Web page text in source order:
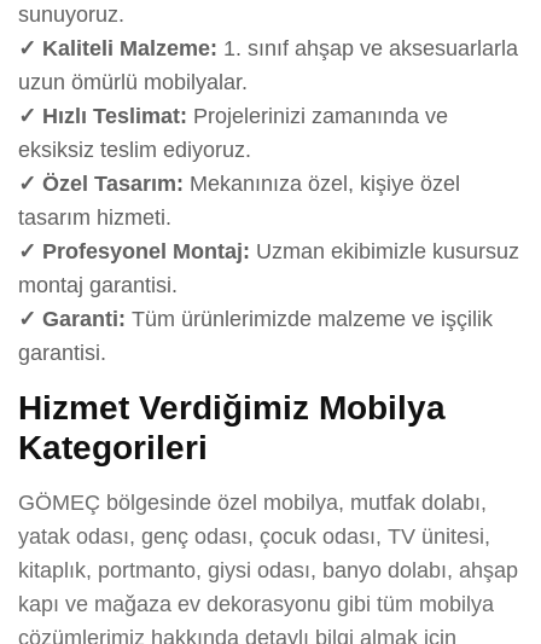
sunuyoruz.
✓ Kaliteli Malzeme: 1. sınıf ahşap ve aksesuarlarla
uzun ömürlü mobilyalar.
✓ Hızlı Teslimat: Projelerinizi zamanında ve
eksiksiz teslim ediyoruz.
✓ Özel Tasarım: Mekanınıza özel, kişiye özel
tasarım hizmeti.
✓ Profesyonel Montaj: Uzman ekibimizle kusursuz
montaj garantisi.
✓ Garanti: Tüm ürünlerimizde malzeme ve işçilik
garantisi.
Hizmet Verdiğimiz Mobilya
Kategorileri
GÖMEÇ bölgesinde özel mobilya, mutfak dolabı,
yatak odası, genç odası, çocuk odası, TV ünitesi,
kitaplık, portmanto, giysi odası, banyo dolabı, ahşap
kapı ve mağaza ev dekorasyonu gibi tüm mobilya
çözümlerimiz hakkında detaylı bilgi almak için